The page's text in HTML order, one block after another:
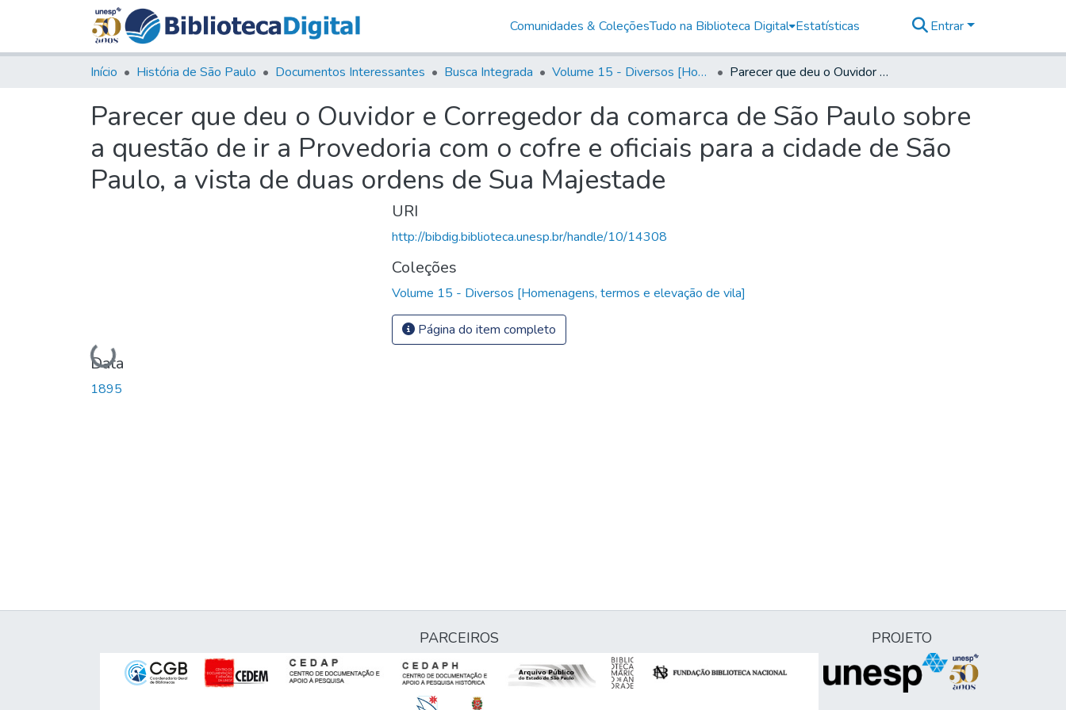
Comunidades & ColeçõesTudo na Biblioteca Digital Estatísticas Entrar
Início História de São Paulo Documentos Interessantes Busca Integrada Volume 15 - Diversos [Homenagens, termos e elevação de vila] Parecer que deu o Ouvidor e Corregedor da comarca de São Paulo sobre a questão de ir a Provedoria com o cofre e oficiais para a cidade de São Paulo, a vista de duas ordens de Sua Majestade
Parecer que deu o Ouvidor e Corregedor da comarca de São Paulo sobre
a questão de ir a Provedoria com o cofre e oficiais para a cidade de São
Paulo, a vista de duas ordens de Sua Majestade
Carregando...
Data
1895
URI
http://bibdig.biblioteca.unesp.br/handle/10/14308
Coleções
Volume 15 - Diversos [Homenagens, termos e elevação de vila]
Página do item completo
PARCEIROS PROJETO